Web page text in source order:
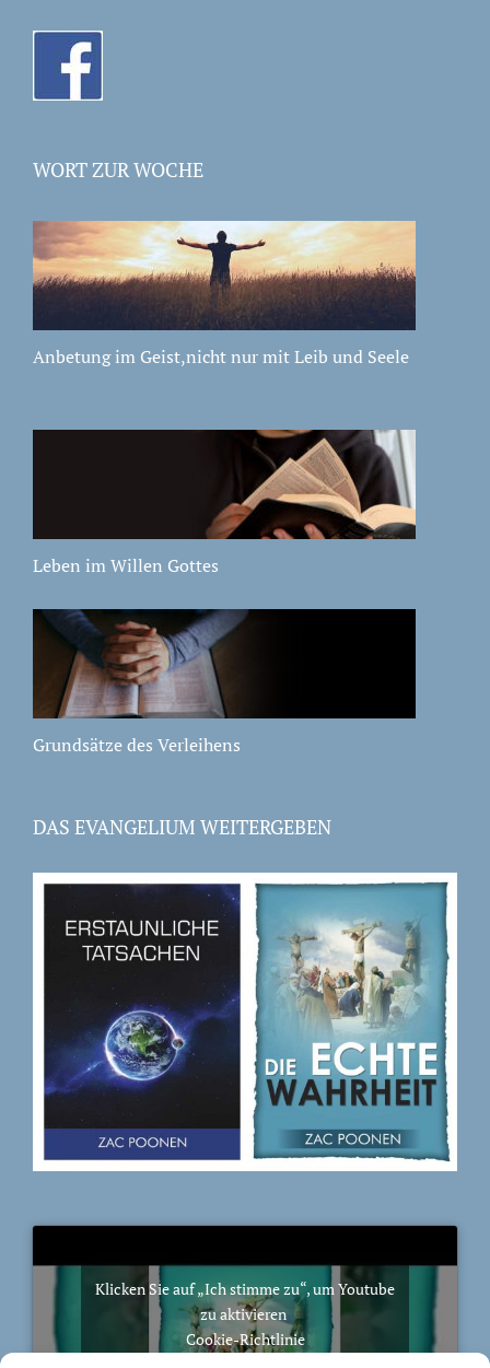
WORT ZUR WOCHE
Anbetung im Geist,nicht nur mit Leib und Seele
Leben im Willen Gottes
Grundsätze des Verleihens
DAS EVANGELIUM WEITERGEBEN
Klicken Sie auf „Ich stimme zu“, um Youtube
zu aktivieren
Cookie-Richtlinie